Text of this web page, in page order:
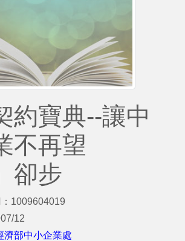
約寶典--讓中
不再望
卻步
1009604019
12
濟部中小企業處